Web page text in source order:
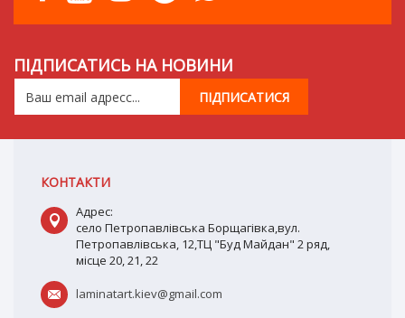
ПІДПИСАТИСЬ НА НОВИНИ
КОНТАКТИ
Адрес:
село Петропавлівська Борщагівка,вул.
Петропавлівська, 12,ТЦ "Буд Майдан" 2 ряд,
місце 20, 21, 22
laminatart.kiev@gmail.com